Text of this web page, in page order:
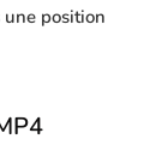
position